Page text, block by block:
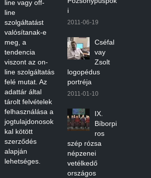
line vagy off-
line
szolgáltatást
valósítanak-e
meg, a
tendencia
viszont az on-
line szolgáltatás
felé mutat. Az
adattár által
tárolt felvételek
felhasználása a
jogtulajdonosok
kal kötött
szerződés
alapján
lehetséges.
i
2011-06-19
Cséfal
vay
Zsolt
logopédus
portréja
2011-01-10
IX.
Bíborpi
ros
szép rózsa
népzenei
vetélkedő
országos